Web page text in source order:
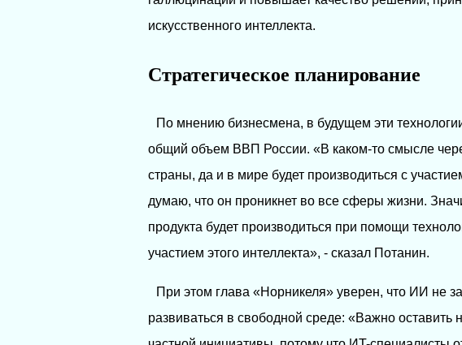
искусственного интеллекта.
Стратегическое планирование
По мнению бизнесмена, в будущем эти
общий объем ВВП России. «В каком-то смысле
страны, да и в мире будет производиться с
думаю, что он проникнет во все сферы жизни.
продукта будет производиться при помощи
участием этого интеллекта», - сказал Потанин.
При этом глава «Норникеля» уверен, что ИИ не
развиваться в свободной среде: «Важно